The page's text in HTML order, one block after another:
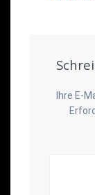
Ihre E-